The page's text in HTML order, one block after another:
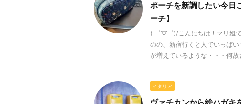
ポーチを新調したい今日
ーチ】
( ゜▽゜)/こんにちは！マリ姐
のの、新宿行くと人でいっぱ
が増えているような・・・何故
イタリア
ヴァチカンから絵ハガキ